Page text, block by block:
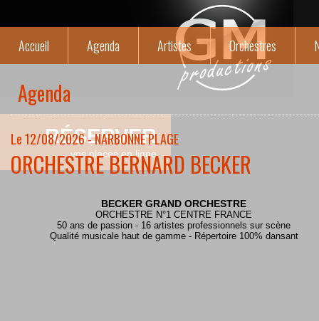
RÉSERVER
vos places en ligne
Accueil Agenda Artistes Orchestres
Agenda
Le 12/08/2026 - NARBONNE PLAGE
ORCHESTRE BERNARD BECKER
BECKER GRAND ORCHESTRE
ORCHESTRE N°1 CENTRE FRANCE
50 ans de passion - 16 artistes professionnels sur scène
Qualité musicale haut de gamme - Répertoire 100% dansant